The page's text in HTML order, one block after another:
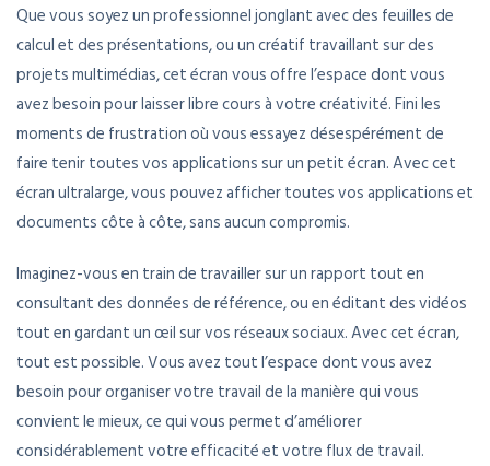
Que vous soyez un professionnel jonglant avec des feuilles de
calcul et des présentations, ou un créatif travaillant sur des
projets multimédias, cet écran vous offre l’espace dont vous
avez besoin pour laisser libre cours à votre créativité. Fini les
moments de frustration où vous essayez désespérément de
faire tenir toutes vos applications sur un petit écran. Avec cet
écran ultralarge, vous pouvez afficher toutes vos applications et
documents côte à côte, sans aucun compromis.
Imaginez-vous en train de travailler sur un rapport tout en
consultant des données de référence, ou en éditant des vidéos
tout en gardant un œil sur vos réseaux sociaux. Avec cet écran,
tout est possible. Vous avez tout l’espace dont vous avez
besoin pour organiser votre travail de la manière qui vous
convient le mieux, ce qui vous permet d’améliorer
considérablement votre efficacité et votre flux de travail.